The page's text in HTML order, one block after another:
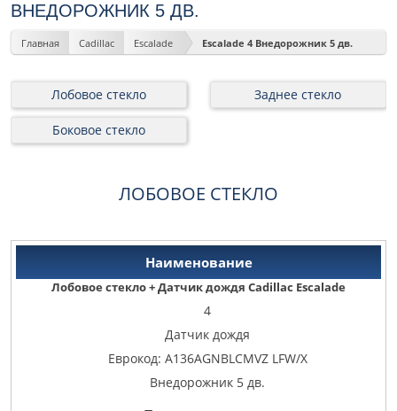
ВНЕДОРОЖНИК 5 ДВ.
Главная Cadillac Escalade Escalade 4 Внедорожник 5 дв.
Лобовое стекло Заднее стекло
Боковое стекло
ЛОБОВОЕ СТЕКЛО
Лобовое стекло + Датчик дождя Cadillac Escalade
4
Датчик дождя
Еврокод: A136AGNBLCMVZ LFW/X
Внедорожник 5 дв.